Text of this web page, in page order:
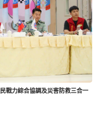
戰力綜合協調及災害防救三合一